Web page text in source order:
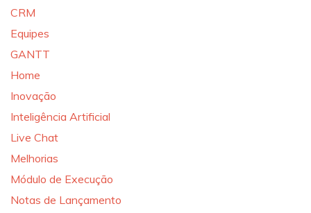
CRM
Equipes
GANTT
Home
Inovação
Inteligência Artificial
Live Chat
Melhorias
Módulo de Execução
Notas de Lançamento